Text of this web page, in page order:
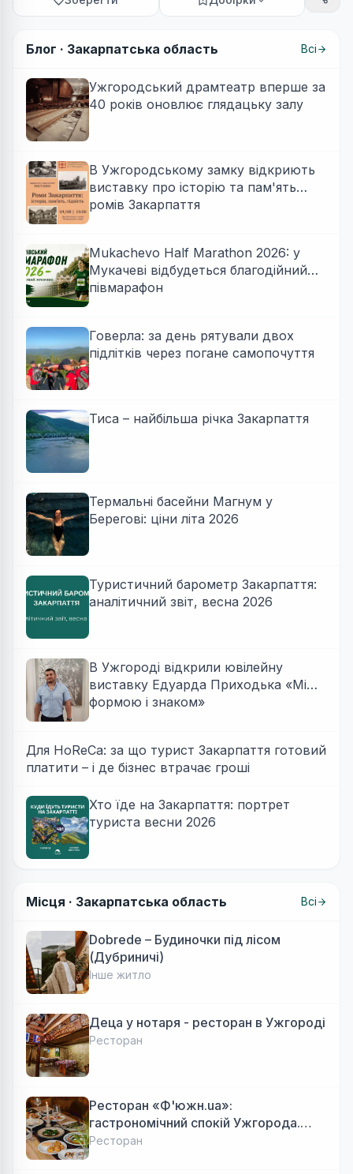
Блог · Закарпатська область Всі
Ужгородський драмтеатр вперше за
40 років оновлює глядацьку залу
В Ужгородському замку відкриють
виставку про історію та пам'ять
ромів Закарпаття
Mukachevo Half Marathon 2026: у
Мукачеві відбудеться благодійний
півмарафон
Говерла: за день рятували двох
підлітків через погане самопочуття
Тиса – найбільша річка Закарпаття
Термальні басейни Магнум у
Берегові: ціни літа 2026
Туристичний барометр Закарпаття:
аналітичний звіт, весна 2026
В Ужгороді відкрили ювілейну
виставку Едуарда Приходька «Між
формою і знаком»
Для HoReCa: за що турист Закарпаття готовий
платити – і де бізнес втрачає гроші
Хто їде на Закарпаття: портрет
туриста весни 2026
Місця · Закарпатська область Всі
Dobrede – Будиночки під лісом
(Дубриничі)
Інше житло
Деца у нотаря - ресторан в Ужгороді
Ресторан
Ресторан «Ф'южн.ua»:
гастрономічний спокій Ужгорода.
Авторська локальна кухня, затишок
Ресторан